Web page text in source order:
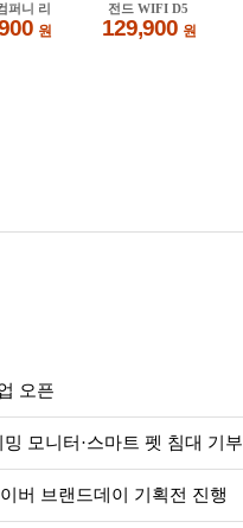
오픈
모니터·스마트 펫 침대 기부
버 브랜드데이 기획전 진행